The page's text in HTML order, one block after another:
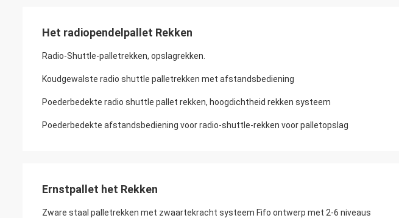
Het radiopendelpallet Rekken
Radio-Shuttle-palletrekken, opslagrekken.
Koudgewalste radio shuttle palletrekken met afstandsbediening
Poederbedekte radio shuttle pallet rekken, hoogdichtheid rekken systeem
Poederbedekte afstandsbediening voor radio-shuttle-rekken voor palletopslag
Ernstpallet het Rekken
Zware staal palletrekken met zwaartekracht systeem Fifo ontwerp met 2-6 niveaus